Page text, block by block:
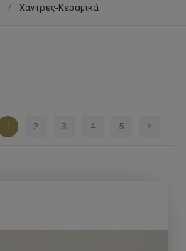
Χάντρες-Κεραμικά
1 2 3 4 5